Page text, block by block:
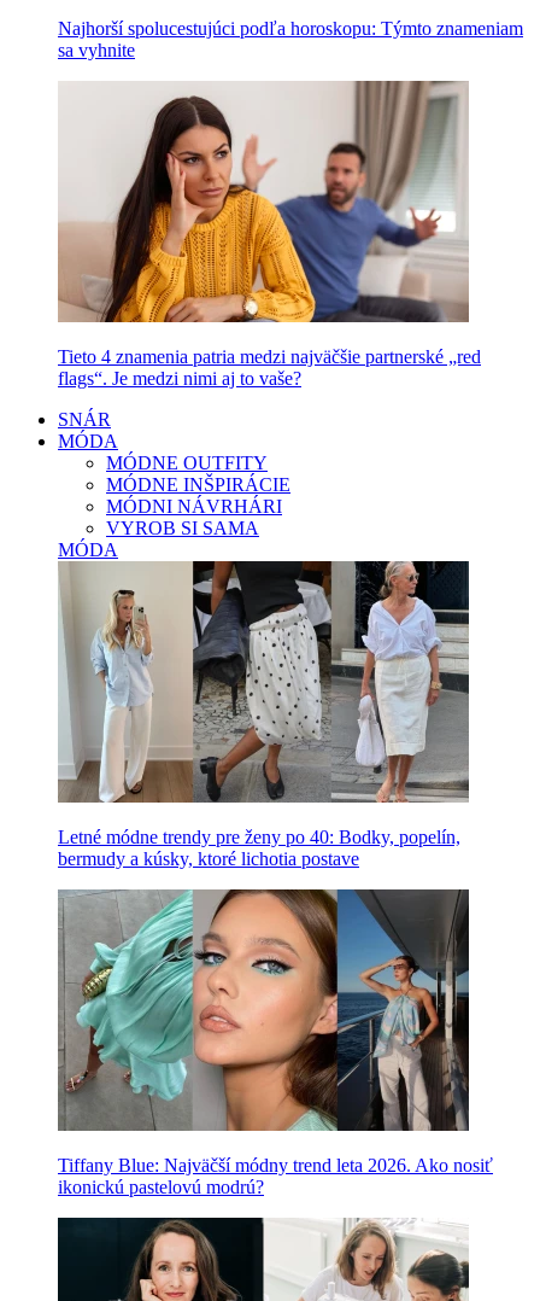
Najhorší spolucestujúci podľa horoskopu: Týmto znameniam
sa vyhnite
Tieto 4 znamenia patria medzi najväčšie partnerské „red
flags“. Je medzi nimi aj to vaše?
SNÁR
MÓDA
MÓDNE OUTFITY
MÓDNE INŠPIRÁCIE
MÓDNI NÁVRHÁRI
VYROB SI SAMA
MÓDA
Letné módne trendy pre ženy po 40: Bodky, popelín,
bermudy a kúsky, ktoré lichotia postave
Tiffany Blue: Najväčší módny trend leta 2026. Ako nosiť
ikonickú pastelovú modrú?